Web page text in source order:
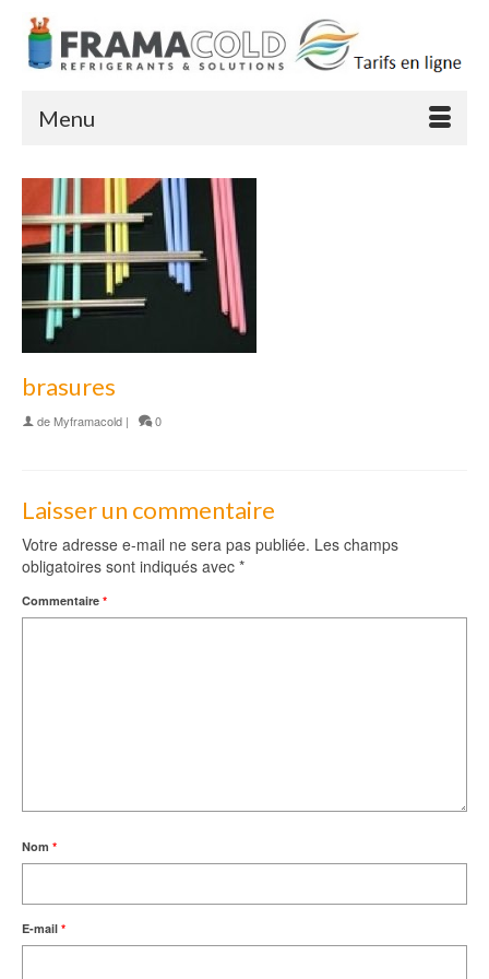
Menu
brasures
deMyframacold | 0
Laisser un commentaire
Votre adresse e-mail ne sera pas publiée. Les champs
obligatoires sont indiqués avec *
Commentaire *
Nom *
E-mail *